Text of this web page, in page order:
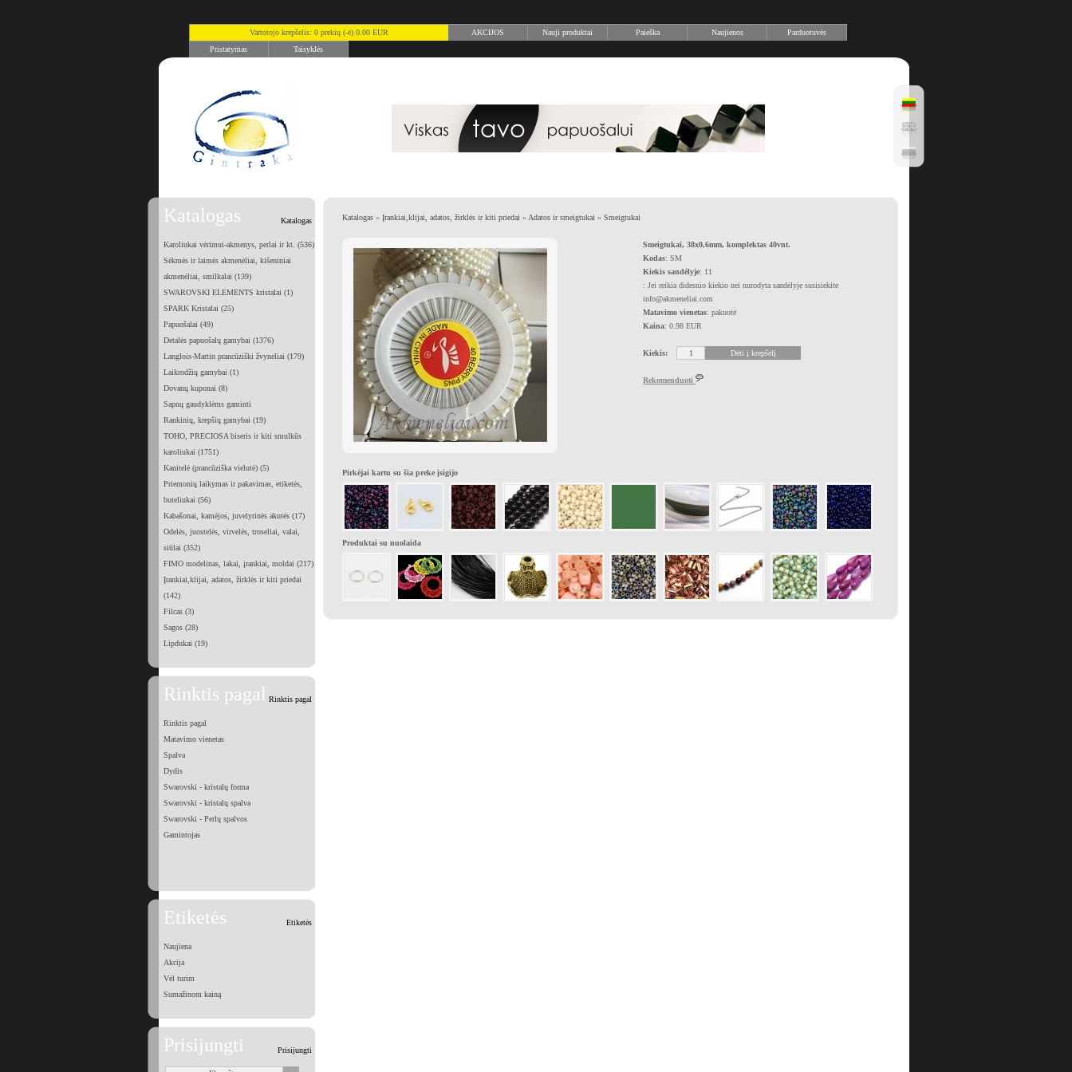
Vartotojo krepšelis: 0 prekių (-ė) 0.00 EUR AKCIJOS Nauji produktai Paieška Naujienos
Parduotuvės
Pristatymas
Taisyklės
Katalogas Katalogas
Karoliukai vėrimui-akmenys, perlai ir kt. (536)
Sėkmės ir laimės akmenėliai, kišeniniai
akmenėliai, smilkalai (139)
SWAROVSKI ELEMENTS kristalai (1)
SPARK Kristalai (25)
Papuošalai (49)
Detalės papuošalų gamybai (1376)
Langlois-Martin prancūziški žvyneliai (179)
Laikrodžių gamybai (1)
Dovanų kuponai (8)
Sapnų gaudyklėms gaminti
Rankinių, krepšių gamybai (19)
TOHO, PRECIOSA biseris ir kiti smulkūs
karoliukai (1751)
Kanitelė (prancūziška vielutė) (5)
Priemonių laikymas ir pakavimas, etiketės,
buteliukai (56)
Kabašonai, kamėjos, juvelyrinės akutės (17)
Odelės, juostelės, virvelės, troseliai, valai,
siūlai (352)
FIMO modelinas, lakai, įrankiai, moldai (217)
Įrankiai,klijai, adatos, žirklės ir kiti priedai
(142)
Filcas (3)
Sagos (28)
Lipdukai (19)
Rinktis pagal Rinktis pagal
Rinktis pagal
Matavimo vienetas
Spalva
Dydis
Swarovski - kristalų forma
Swarovski - kristalų spalva
Swarovski - Perlų spalvos
Gamintojas
Etiketės Etiketės
Naujiena
Akcija
Vėl turim
Sumažinom kainą
Prisijungti Prisijungti
Katalogas » Įrankiai,klijai, adatos, žirklės ir kiti priedai » Adatos ir smeigtukai » Smeigtukai
Smeigtukai, 38x0,6mm, komplektas 40vnt.
Kodas: SM
Kiekis sandėlyje: 11
: Jei reikia didesnio kiekio nei nurodyta sandėlyje susisiekite
info@akmeneliai.com
Matavimo vienetas: pakuotė
Kaina: 0.98 EUR
Kiekis:
Rekomenduoti
Pirkėjai kartu su šia preke įsigijo
Produktai su nuolaida